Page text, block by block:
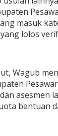
masuk
lolos
Wagub
asesmen
bantuan